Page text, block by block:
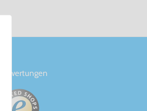
Bewertungen